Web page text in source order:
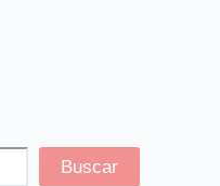
Buscar